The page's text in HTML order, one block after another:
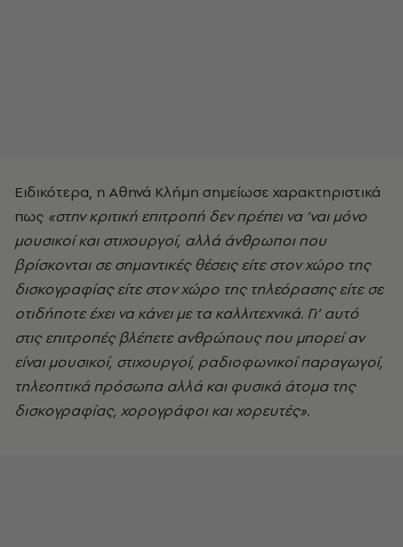
Ειδικότερα, η Αθηνά Κλήμη σημείωσε χαρακτηριστικά
πως «στην κριτική επιτροπή δεν πρέπει να ‘ναι μόνο
μουσικοί και στιχουργοί, αλλά άνθρωποι που
βρίσκονται σε σημαντικές θέσεις είτε στον χώρο της
δισκογραφίας είτε στον χώρο της τηλεόρασης είτε σε
οτιδήποτε έχει να κάνει με τα καλλιτεχνικά. Γι’ αυτό
στις επιτροπές βλέπετε ανθρώπους που μπορεί αν
είναι μουσικοί, στιχουργοί, ραδιοφωνικοί παραγωγοί,
τηλεοπτικά πρόσωπα αλλά και φυσικά άτομα της
δισκογραφίας, χορογράφοι και χορευτές».